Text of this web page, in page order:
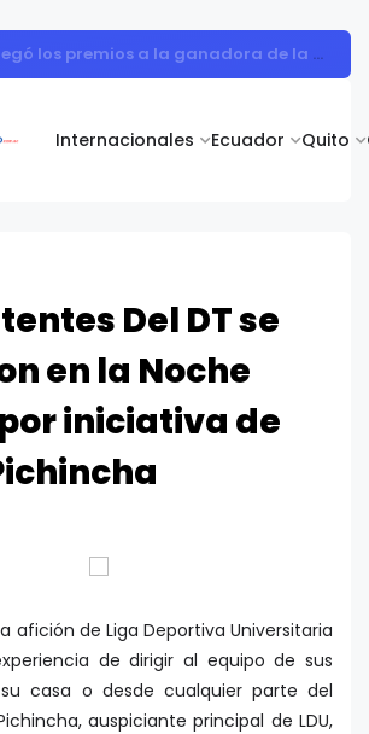
Internacionales Ecuador Quito
Todohogar entregó los premios a la ganadora de la campaña “Puertatlón Futbolero”
Del DT se
en la Noche
iniciativa de
afición de Liga Deportiva Universitaria
de dirigir al equipo de sus
casa o desde cualquier parte del
auspiciante principal de LDU,